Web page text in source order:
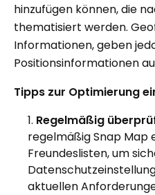
hinzufügen können, die
thematisiert werden.
Informationen, geben
Positionsinformationen
Tipps zur Optimierung
Regelmäßig
regelmäßig Snap Map
Freundeslisten, um
aktuellen